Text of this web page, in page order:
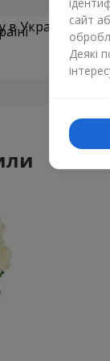
Україні
сайт
Деякі